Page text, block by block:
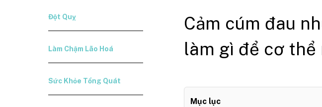
Đột Quỵ
Làm Chậm Lão Hoá
Sức Khỏe Tổng Quát
Cảm cúm đau
làm gì để cơ thể
Mục lục